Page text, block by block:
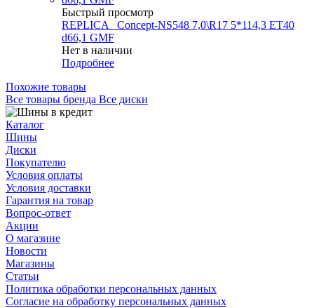
Быстрый просмотр
REPLICA _Concept-NS548 7,0\R17 5*114,3 ET40
d66,1 GMF
Нет в наличии
Подробнее
Похожие товары
Все товары бренда Все диски
Каталог
Шины
Диски
Покупателю
Условия оплаты
Условия доставки
Гарантия на товар
Вопрос-ответ
Акции
О магазине
Новости
Магазины
Статьи
Политика обработки персональных данных
Согласие на обработку персональных данных